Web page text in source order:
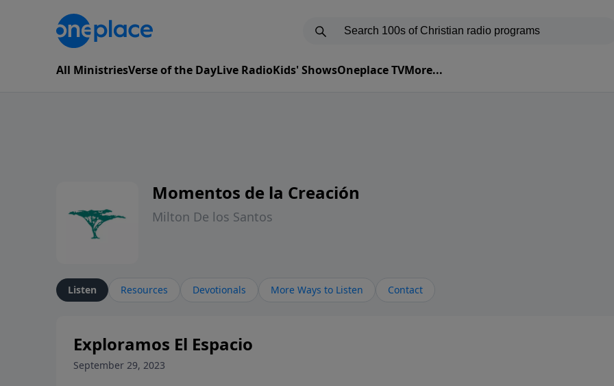
All MinistriesVerse of the DayLive RadioKids' ShowsOneplace TVMore...
Momentos de la Creación
Milton De los Santos
Listen Resources Devotionals More Ways to Listen Contact
Exploramos El Espacio
September 29, 2023